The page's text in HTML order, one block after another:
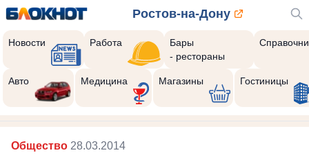
Ростов-на-Дону
Новости Работа
Бары
- рестораны
Авто Медицина Магазины Гостиницы
Общество 28.03.2014